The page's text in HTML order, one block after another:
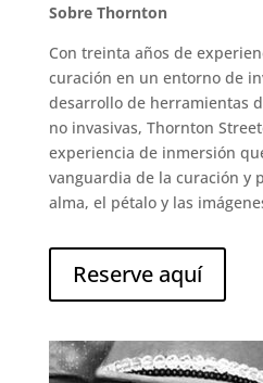
Sobre Thornton
Con treinta años de
curación en un entorno de
desarrollo de herramientas
no invasivas, Thornton
experiencia de inmersión
vanguardia de la curación y
alma, el pétalo y las
Reserve aquí